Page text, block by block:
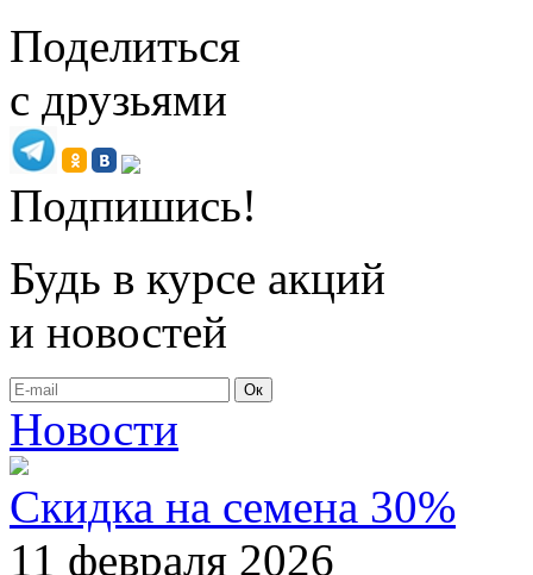
Поделиться
с друзьями
Подпишись!
Будь в курсе акций
и новостей
Ок
Новости
Скидка на семена 30%
11 февраля 2026